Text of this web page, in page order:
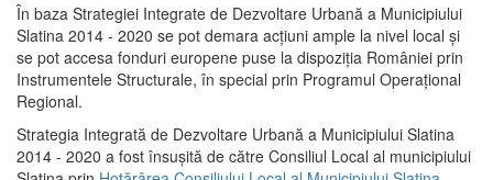
În baza Strategiei Integrate de Dezvoltare Urbană a Municipiului
Slatina 2014 - 2020 se pot demara acţiuni ample la nivel local şi
se pot accesa fonduri europene puse la dispoziţia României prin
Instrumentele Structurale, în special prin Programul Operațional
Regional.
Strategia Integrată de Dezvoltare Urbană a Municipiului Slatina
2014 - 2020 a fost însuşită de către Consiliul Local al municipiului